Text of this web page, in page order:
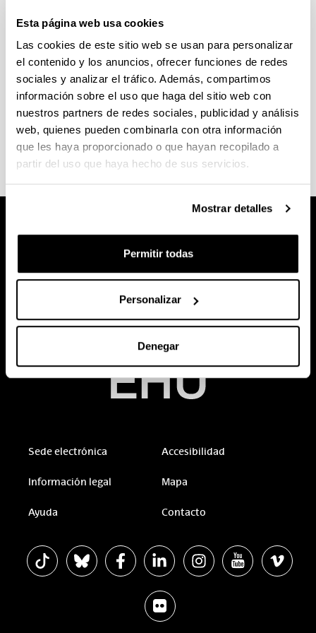
Esta página web usa cookies
Las cookies de este sitio web se usan para personalizar
el contenido y los anuncios, ofrecer funciones de redes
sociales y analizar el tráfico. Además, compartimos
información sobre el uso que haga del sitio web con
nuestros partners de redes sociales, publicidad y análisis
web, quienes pueden combinarla con otra información
que les haya proporcionado o que hayan recopilado a
partir del uso que haya hecho de sus servicios.
Mostrar detalles
Permitir todas
Personalizar
Denegar
Guías de doctorado
Sede electrónica Accesibilidad
Información legal Mapa
Ayuda Contacto
La EHU en TiktokLa EHU en Bluesky
La EHU en Facebook
La EHU en Linkedin
La EHU en Instagram
La EHU enLa EHU
La EHU en Flickr